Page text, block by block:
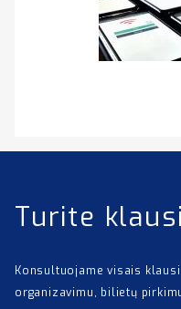
Turite
Konsultuojame visais
organizavimu, bilietų